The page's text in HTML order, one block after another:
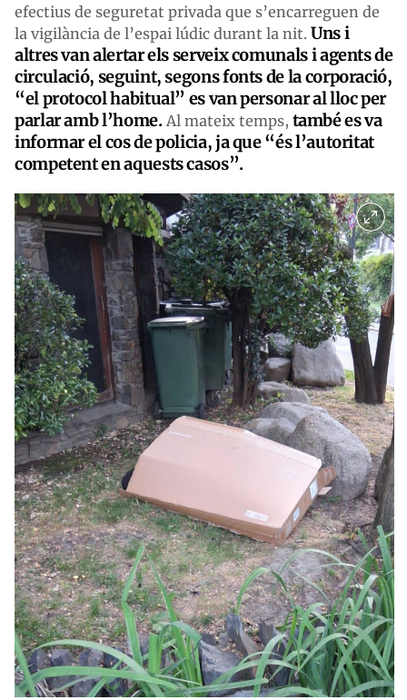
efectius de seguretat privada que s’encarreguen de
la vigilància de l’espai lúdic durant la nit. Uns i
altres van alertar els serveix comunals i agents de
circulació, seguint, segons fonts de la corporació,
“el protocol habitual” es van personar al lloc per
parlar amb l’home.Al mateix temps, també es va
informar el cos de policia, ja que “és l’autoritat
competent en aquests casos”.